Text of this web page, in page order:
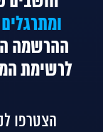
ההרשמה
לרשימת
הצטרפו